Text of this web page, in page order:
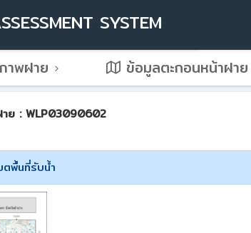
SYSTEM
าพฝาย ข้อมูลตะกอนหน้าฝาย
ย : WLP03090602
พื้นที่รับน้ำ